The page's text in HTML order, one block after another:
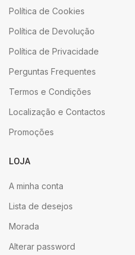
Política de Cookies
Política de Devolução
Política de Privacidade
Perguntas Frequentes
Termos e Condições
Localização e Contactos
Promoções
LOJA
A minha conta
Lista de desejos
Morada
Alterar password